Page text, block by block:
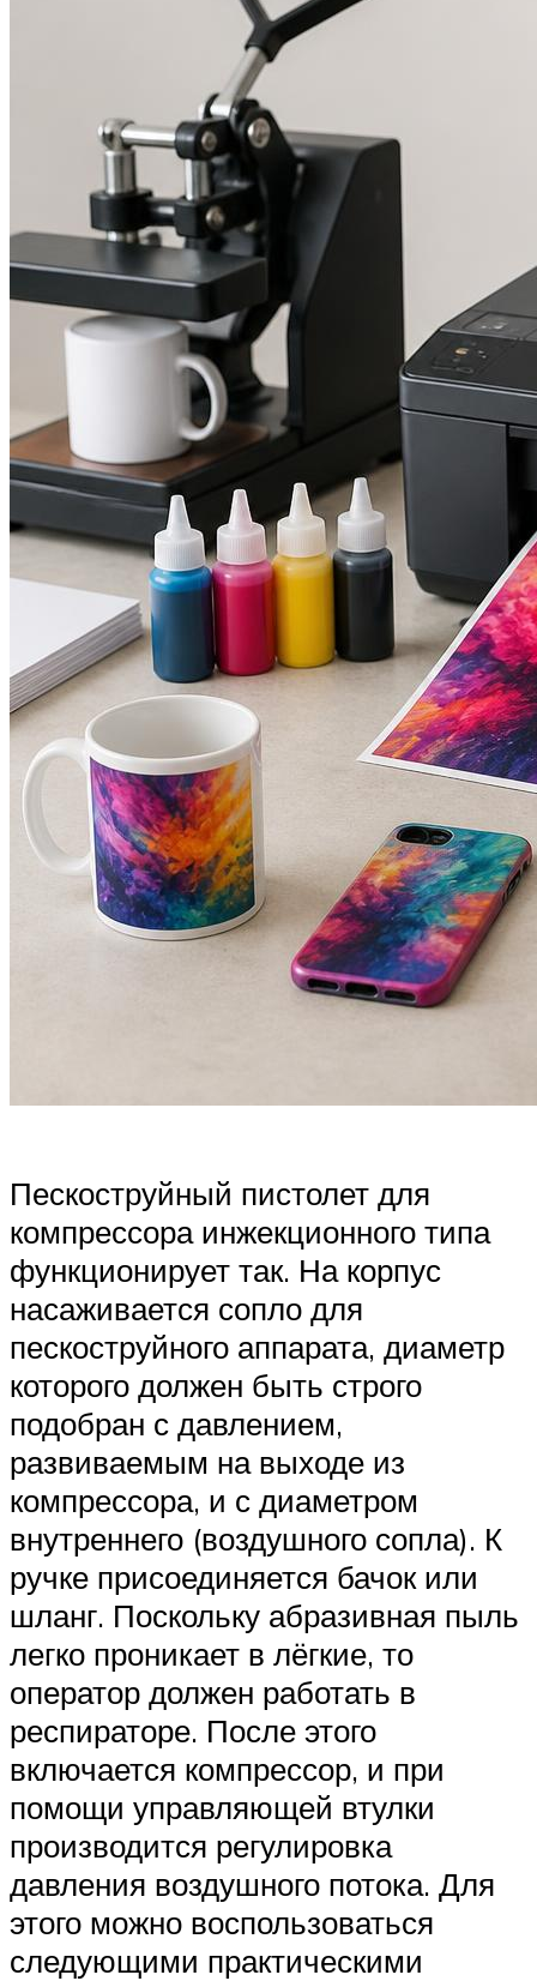
Пескоструйный пистолет для
компрессора инжекционного типа
функционирует так. На корпус
насаживается сопло для
пескоструйного аппарата, диаметр
которого должен быть строго
подобран с давлением,
развиваемым на выходе из
компрессора, и с диаметром
внутреннего (воздушного сопла). К
ручке присоединяется бачок или
шланг. Поскольку абразивная пыль
легко проникает в лёгкие, то
оператор должен работать в
респираторе. После этого
включается компрессор, и при
помощи управляющей втулки
производится регулировка
давления воздушного потока. Для
этого можно воспользоваться
следующими практическими